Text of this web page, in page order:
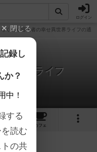
ログイン
らくらく冒険者の幸せ異世界ライフの通
異世界ライフ
ュー
カフェ
閉じる
録し
か？
中！
する
読む
の共